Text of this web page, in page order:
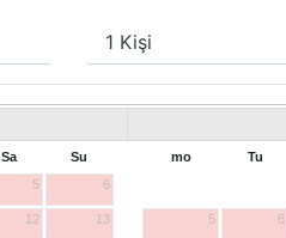
Sa
Su
5 6
12 13
mo Tu
5 6